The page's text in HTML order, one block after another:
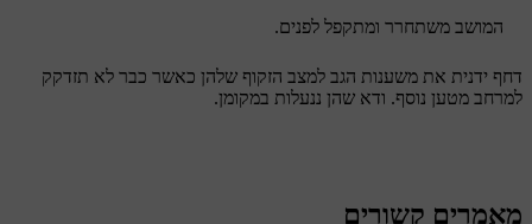
המושב משתחרר ומתקפל לפנים.
דחף ידנית את משענות הגב למצב הזקוף שלהן כאשר כבר לא תזדקק
למרחב מטען נוסף. ודא שהן ננעלות במקומן.
מאמרים קשורים